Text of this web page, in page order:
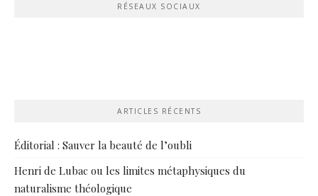
RÉSEAUX SOCIAUX
ARTICLES RÉCENTS
Éditorial : Sauver la beauté de l’oubli
Henri de Lubac ou les limites métaphysiques du
naturalisme théologique